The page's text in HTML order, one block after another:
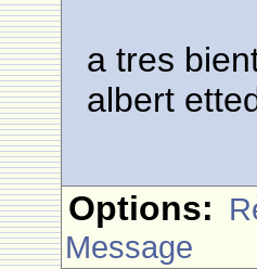
a tres
albert
Options:
Message